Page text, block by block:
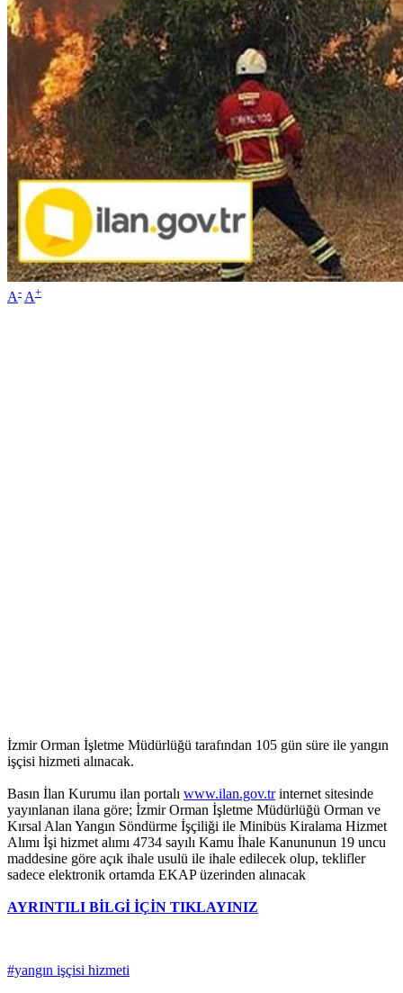
A- A+
İzmir Orman İşletme Müdürlüğü tarafından 105 gün süre ile yangın
işçisi hizmeti alınacak.
Basın İlan Kurumu ilan portalı www.ilan.gov.trinternet sitesinde
yayınlanan ilana göre; İzmir Orman İşletme Müdürlüğü Orman ve
Kırsal Alan Yangın Söndürme İşçiliği ile Minibüs Kiralama Hizmet
Alımı İşi hizmet alımı 4734 sayılı Kamu İhale Kanununun 19 uncu
maddesine göre açık ihale usulü ile ihale edilecek olup, teklifler
sadece elektronik ortamda EKAP üzerinden alınacak
AYRINTILI BİLGİ İÇİN TIKLAYINIZ
#yangın işçisi hizmeti